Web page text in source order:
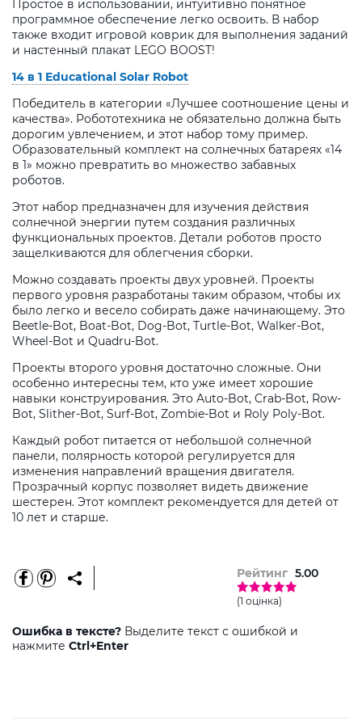
Простое в использовании, интуитивно понятное
программное обеспечение легко освоить. В набор
также входит игровой коврик для выполнения заданий
и настенный плакат LEGO BOOST!
14 в 1 Educational Solar Robot
Победитель в категории «Лучшее соотношение цены и
качества». Робототехника не обязательно должна быть
дорогим увлечением, и этот набор тому пример.
Образовательный комплект на солнечных батареях «14
в 1» можно превратить во множество забавных
роботов.
Этот набор предназначен для изучения действия
солнечной энергии путем создания различных
функциональных проектов. Детали роботов просто
защелкиваются для облегчения сборки.
Можно создавать проекты двух уровней. Проекты
первого уровня разработаны таким образом, чтобы их
было легко и весело собирать даже начинающему. Это
Beetle-Bot, Boat-Bot, Dog-Bot, Turtle-Bot, Walker-Bot,
Wheel-Bot и Quadru-Bot.
Проекты второго уровня достаточно сложные. Они
особенно интересны тем, кто уже имеет хорошие
навыки конструирования. Это Auto-Bot, Crab-Bot, Row-
Bot, Slither-Bot, Surf-Bot, Zombie-Bot и Roly Poly-Bot.
Каждый робот питается от небольшой солнечной
панели, полярность которой регулируется для
изменения направлений вращения двигателя.
Прозрачный корпус позволяет видеть движение
шестерен. Этот комплект рекомендуется для детей от
10 лет и старше.
Рейтинг 5.00
(1 оцінка)
Ошибка в тексте? Выделите текст с ошибкой и
нажмите Ctrl+Enter